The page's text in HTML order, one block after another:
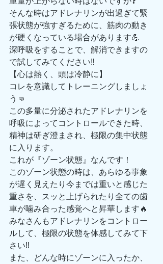
そんな時はアドレナリンが出過ぎて緊
張状態が強すぎるために、筋肉の動き
が硬くなっている場合があります💪
深呼吸をすることで、解消できますの
で試してみてください‼️
【心は熱く、頭は冷静に】
コレを意識してトレーニングしましょ
う👊
この多量に分泌されたアドレナリンを
呼吸によってコントロールできた時、
精神は研ぎ澄まされ、極限の集中状態
に入ります。
これが『ゾーン状態』なんです！
このゾーン状態の時は、あらゆる事象
が遅く見えたり今までは重いと感じた
重さを、スッと上げられたり全ての歯
車が噛み合った感覚へと昇華します🔥
みなさんもアドレナリンをコントロー
ルして、極限の状態を体感してみて下
さい‼️
また、どんな時にゾーンに入ったか、